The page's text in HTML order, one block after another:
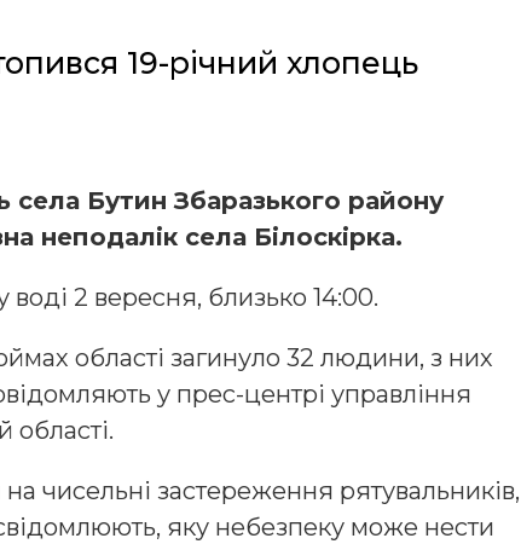
19-річний хлопець
села Бутин Збаразького району
неподалік села Білоскірка.
2 вересня, близько 14:00.
області загинуло 32 людини, з них
у прес-центрі управління
області.
чисельні застереження рятувальників,
яку небезпеку може нести